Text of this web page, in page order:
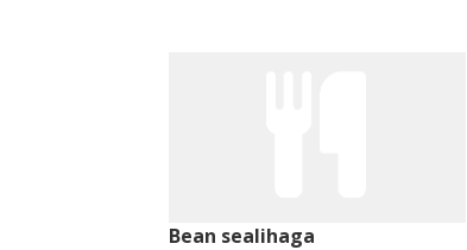
Bean sealihaga